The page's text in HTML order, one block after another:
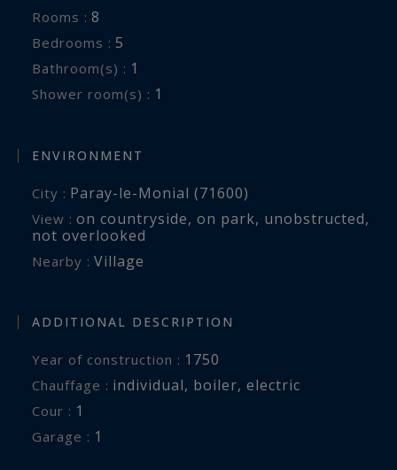
Rooms : 8
Bedrooms : 5
Bathroom(s) : 1
Shower room(s) : 1
ENVIRONMENT
City : Paray-le-Monial (71600)
View : on countryside, on park, unobstructed,
not overlooked
Nearby : Village
ADDITIONAL DESCRIPTION
Year of construction : 1750
Chauffage : individual, boiler, electric
cour : 1
garage : 1